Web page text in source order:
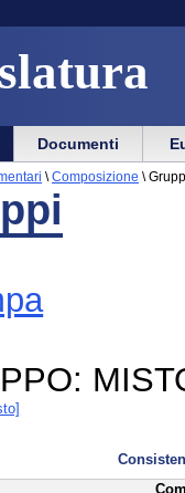
Documenti
\ Composizione \